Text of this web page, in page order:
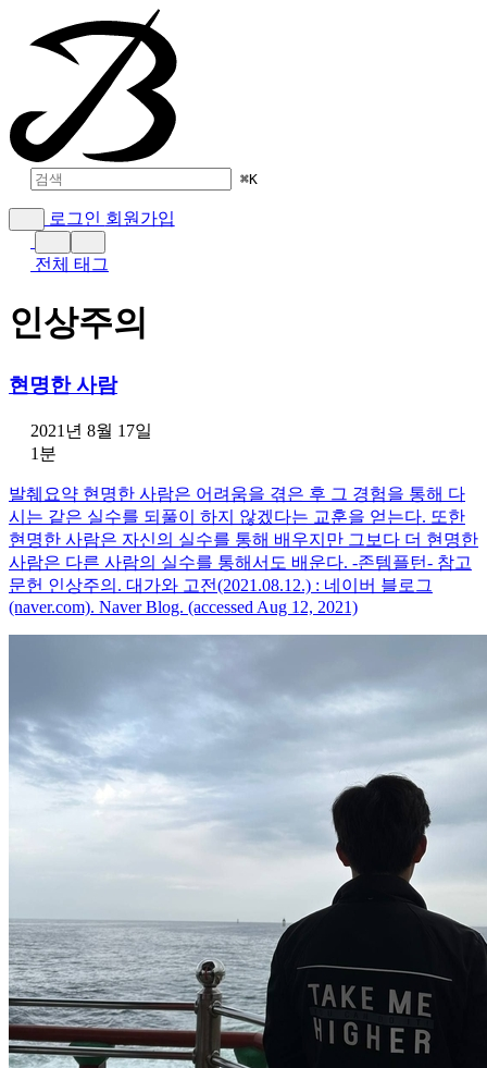
⌘K
로그인 회원가입
전체 태그
인상주의
현명한 사람
2021년 8월 17일
1분
발췌요약 현명한 사람은 어려움을 겪은 후 그 경험을 통해 다
시는 같은 실수를 되풀이 하지 않겠다는 교훈을 얻는다. 또한
현명한 사람은 자신의 실수를 통해 배우지만 그보다 더 현명한
사람은 다른 사람의 실수를 통해서도 배운다. -존템플턴- 참고
문헌 인상주의. 대가와 고전(2021.08.12.) : 네이버 블로그
(naver.com). Naver Blog. (accessed Aug 12, 2021)